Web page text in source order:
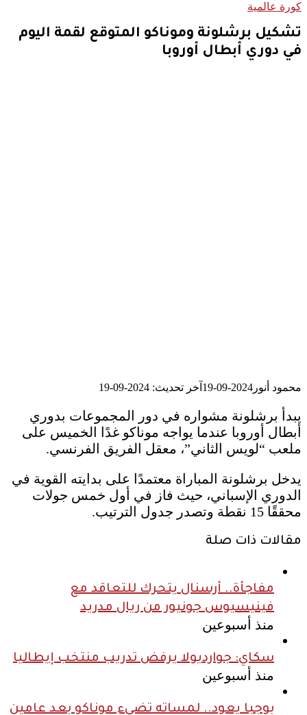
كورة عالمية
تشكيل برشلونة وموناكو المتوقع لقمة اليوم
في دوري أبطال أوروبا
محمود أنور 2024-09-19 آخر تحديث: 2024-09-19
يبدأ برشلونة مشواره في دور المجموعات بدوري
أبطال أوروبا عندما يواجه موناكو غدًا الخميس على
ملعب “لويس الثاني”، معقل الفريق الفرنسي.
يدخل برشلونة المباراة معتمدًا على بدايته القوية في
الدوري الإسباني، حيث فاز في أول خمس جولات
محققًا 15 نقطة وتصدر جدول الترتيب.
مقالات ذات صلة
مفاجأة.. أرسنال يتحرك للتعاقد مع
فينيسيوس جونيور من ريال مدريد
منذ أسبوعين
سكاي: جوارديولا يرفض تدريب منتخب إيطاليا
منذ أسبوعين
بوجبا يعود.. لمساته تضيء موناكو بعد عامين